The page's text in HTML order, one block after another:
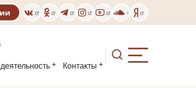
Контакты